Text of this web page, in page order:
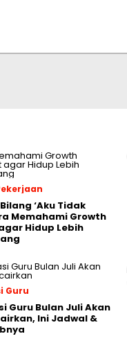
‘Aku Tidak
Memahami Growth
Hidup Lebih
Guru
Guru Bulan Juli Akan
Ini Jadwal &